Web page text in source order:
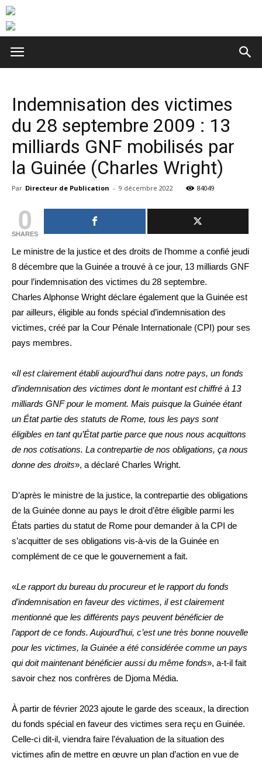
Indemnisation des victimes
du 28 septembre 2009 : 13
milliards GNF mobilisés par
la Guinée (Charles Wright)
Par Directeur de Publication - 9 décembre 2022 84049
0
SHARES
Le ministre de la justice et des droits de l’homme a confié jeudi
8 décembre que la Guinée a trouvé à ce jour, 13 milliards GNF
pour l’indemnisation des victimes du 28 septembre.
Charles Alphonse Wright déclare également que la Guinée est
par ailleurs, éligible au fonds spécial d’indemnisation des
victimes, créé par la Cour Pénale Internationale (CPI) pour ses
pays membres.
«Il est clairement établi aujourd’hui dans notre pays, un fonds
d’indemnisation des victimes dont le montant est chiffré à 13
milliards GNF pour le moment. Mais puisque la Guinée étant
un État partie des statuts de Rome, tous les pays sont
éligibles en tant qu’État partie parce que nous nous acquittons
de nos cotisations. La contrepartie de nos obligations, ça nous
donne des droits», a déclaré Charles Wright.
D’après le ministre de la justice, la contrepartie des obligations
de la Guinée donne au pays le droit d’être éligible parmi les
États parties du statut de Rome pour demander à la CPI de
s’acquitter de ses obligations vis-à-vis de la Guinée en
complément de ce que le gouvernement a fait.
«Le rapport du bureau du procureur et le rapport du fonds
d’indemnisation en faveur des victimes, il est clairement
mentionné que les différents pays peuvent bénéficier de
l’apport de ce fonds. Aujourd’hui, c’est une très bonne nouvelle
pour les victimes, la Guinée a été considérée comme un pays
qui doit maintenant bénéficier aussi du même fonds», a-t-il fait
savoir chez nos confrères de Djoma Média.
À partir de février 2023 ajoute le garde des sceaux, la direction
du fonds spécial en faveur des victimes sera reçu en Guinée.
Celle-ci dit-il, viendra faire l’évaluation de la situation des
victimes afin de mettre en œuvre un plan d’action en vue de